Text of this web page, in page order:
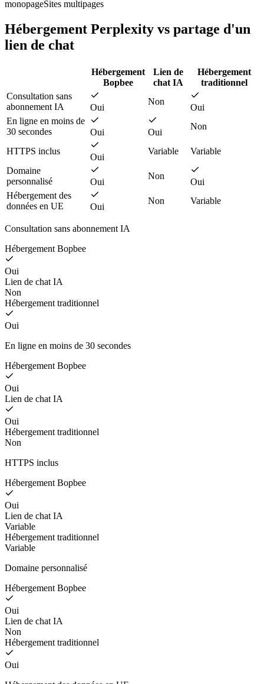
monopageSites multipages
Hébergement Perplexity vs partage d'un
lien de chat
Hébergement
Bopbee
Lien de
chat IA
Hébergement
traditionnel
Consultation sans
abonnement IA
Oui
Non
Oui
En ligne en moins de
30 secondes
Oui Oui
Non
HTTPS inclus
Oui
Variable
Variable
Domaine
personnalisé
Oui
Non
Oui
Hébergement des
données en UE
Oui
Non Variable
Consultation sans abonnement IA
Hébergement Bopbee
Oui
Lien de chat IA
Non
Hébergement traditionnel
Oui
En ligne en moins de 30 secondes
Hébergement Bopbee
Oui
Lien de chat IA
Oui
Hébergement traditionnel
Non
HTTPS inclus
Hébergement Bopbee
Oui
Lien de chat IA
Variable
Hébergement traditionnel
Variable
Domaine personnalisé
Hébergement Bopbee
Oui
Lien de chat IA
Non
Hébergement traditionnel
Oui